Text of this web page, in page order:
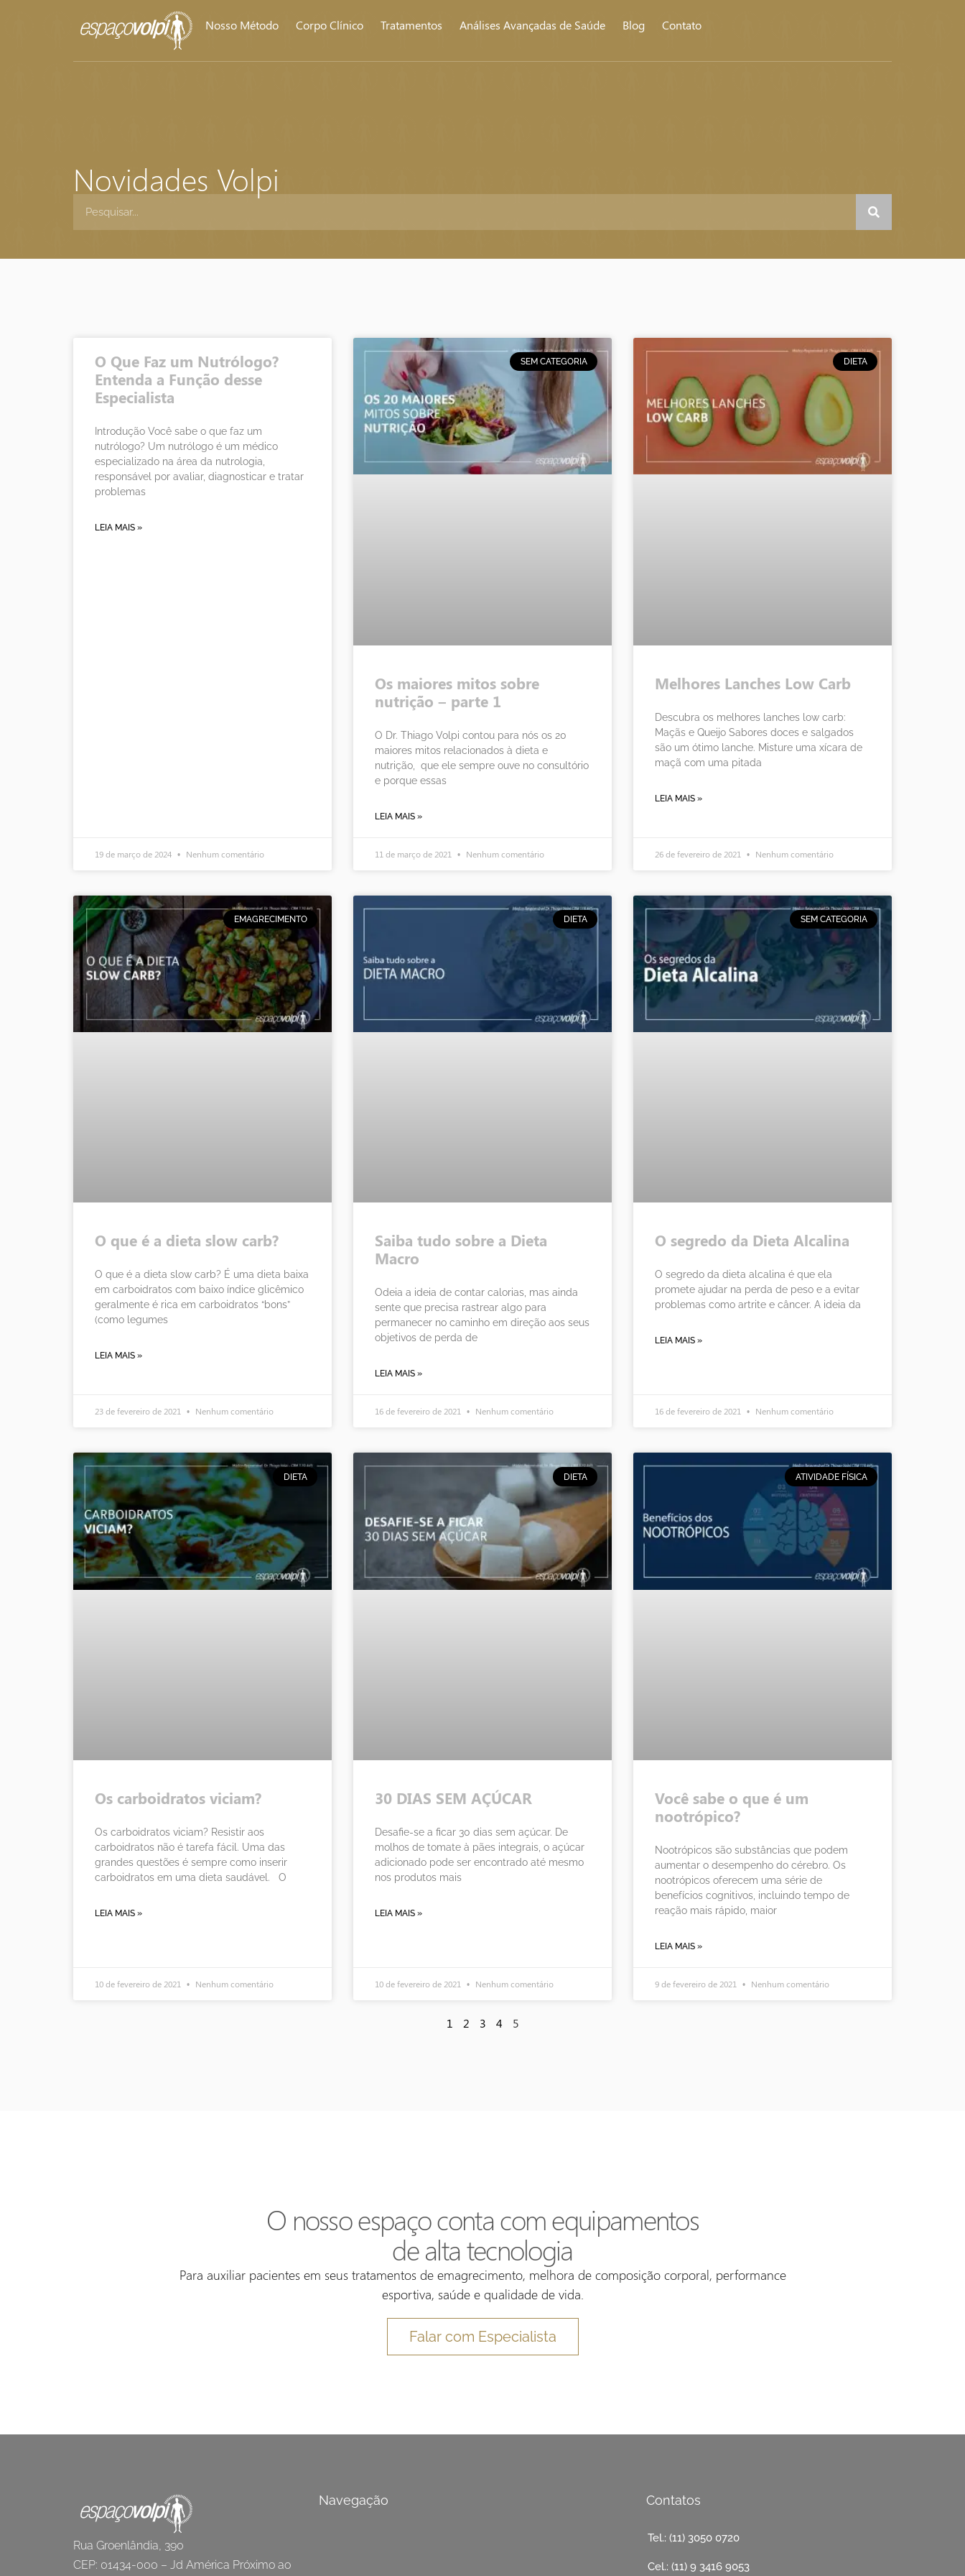
Nosso Método Corpo Clínico Tratamentos Análises Avançadas de Saúde Blog Contato
Novidades Volpi
O Que Faz um Nutrólogo?
Entenda a Função desse
Especialista
Introdução Você sabe o que faz um
nutrólogo? Um nutrólogo é um médico
especializado na área da nutrologia,
responsável por avaliar, diagnosticar e tratar
problemas
LEIA MAIS »
19 de março de 2024 Nenhum comentário
SEM CATEGORIA
Os maiores mitos sobre
nutrição – parte 1
O Dr. Thiago Volpi contou para nós os 20
maiores mitos relacionados à dieta e
nutrição, que ele sempre ouve no consultório
e porque essas
LEIA MAIS »
11 de março de 2021 Nenhum comentário
DIETA
Melhores Lanches Low Carb
Descubra os melhores lanches low carb:
Maçãs e Queijo Sabores doces e salgados
são um ótimo lanche. Misture uma xícara de
maçã com uma pitada
LEIA MAIS »
26 de fevereiro de 2021 Nenhum comentário
EMAGRECIMENTO
O que é a dieta slow carb?
O que é a dieta slow carb? É uma dieta baixa
em carboidratos com baixo índice glicêmico
geralmente é rica em carboidratos “bons”
(como legumes
LEIA MAIS »
23 de fevereiro de 2021 Nenhum comentário
DIETA
Saiba tudo sobre a Dieta
Macro
Odeia a ideia de contar calorias, mas ainda
sente que precisa rastrear algo para
permanecer no caminho em direção aos seus
objetivos de perda de
LEIA MAIS »
16 de fevereiro de 2021 Nenhum comentário
SEM CATEGORIA
O segredo da Dieta Alcalina
O segredo da dieta alcalina é que ela
promete ajudar na perda de peso e a evitar
problemas como artrite e câncer. A ideia da
LEIA MAIS »
16 de fevereiro de 2021 Nenhum comentário
DIETA
Os carboidratos viciam?
Os carboidratos viciam? Resistir aos
carboidratos não é tarefa fácil. Uma das
grandes questões é sempre como inserir
carboidratos em uma dieta saudável. O
LEIA MAIS »
10 de fevereiro de 2021 Nenhum comentário
DIETA
30 DIAS SEM AÇÚCAR
Desafie-se a ficar 30 dias sem açúcar. De
molhos de tomate à pães integrais, o açúcar
adicionado pode ser encontrado até mesmo
nos produtos mais
LEIA MAIS »
10 de fevereiro de 2021 Nenhum comentário
ATIVIDADE FÍSICA
Você sabe o que é um
nootrópico?
Nootrópicos são substâncias que podem
aumentar o desempenho do cérebro. Os
nootrópicos oferecem uma série de
benefícios cognitivos, incluindo tempo de
reação mais rápido, maior
LEIA MAIS »
9 de fevereiro de 2021 Nenhum comentário
1 2 3 4 5
O nosso espaço conta com equipamentos
de alta tecnologia
Para auxiliar pacientes em seus tratamentos de emagrecimento, melhora de composição corporal, performance
esportiva, saúde e qualidade de vida.
Falar com Especialista
Rua Groenlândia, 390
CEP: 01434-000 – Jd América Próximo ao
Navegação Contatos
Tel.: (11) 3050 0720
Cel.: (11) 9 3416 9053